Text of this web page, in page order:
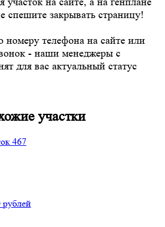
спешите закрывать страницу!
номеру телефона на сайте или
- наши менеджеры с
для вас актуальный статус
участки
467
рублей